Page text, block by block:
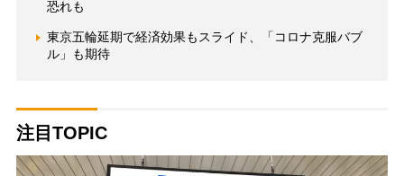
恐れも
東京五輪延期で経済効果もスライド、「コロナ克服バブ
ル」も期待
注目TOPIC